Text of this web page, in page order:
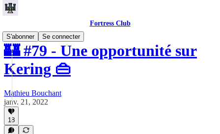
Fortress Club
S'abonner
Se connecter
🏰 #79 - Une opportunité sur
Kering 👜
Mathieu Bouchant
janv. 21, 2022
18